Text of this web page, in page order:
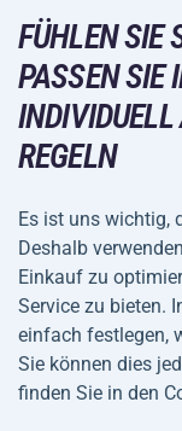
Großhandel
Einkaufsratgeber
Racketsportarten
Wintersport
Freizeit und
Camping und
Fahrräder und
Ballsportarten
Wassersport
Sportbekleidung
Acra-Garantie
Rückgabe und
VERSANDARTEN
ZAHLUNGSARTEN
Allgemeine
FÜHLEN SIE
PASSEN SIE
REGELN
Es ist uns wichtig,
Deshalb
Einkauf zu
Service zu bieten.
einfach festlegen,
Sie können dies
finden Sie in den